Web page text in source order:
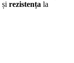
și rezistența la